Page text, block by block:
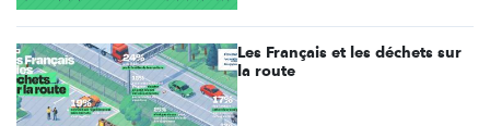
Les Français et les déchets sur
la route